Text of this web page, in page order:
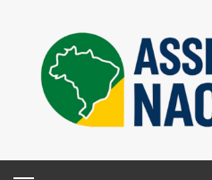
content